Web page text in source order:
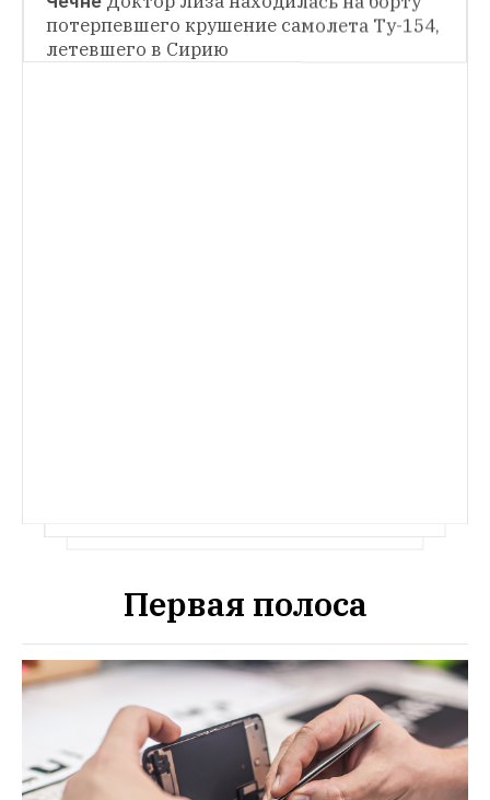
НОВОСТИ
ФСБ проверить департамент
здравоохранения Москвы
что ведомство переплачивает за
потерпевшего крушение самолета Ту-154,
летевшего в Сирию
Первая полоса